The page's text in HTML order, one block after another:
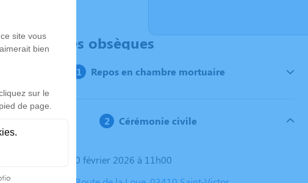
Déroulé des obsèques
Repos en chambre mortuaire
Cérémonie civile
Le mardi 10 février 2026 à 11h00